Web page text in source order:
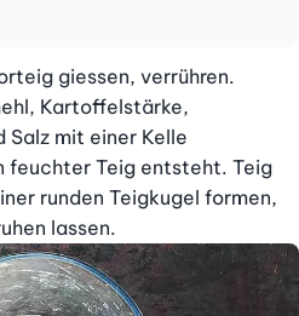
giessen, verrühren.
Kartoffelstärke,
Salz mit einer Kelle
feuchter Teig entsteht. Teig
runden Teigkugel formen,
lassen.